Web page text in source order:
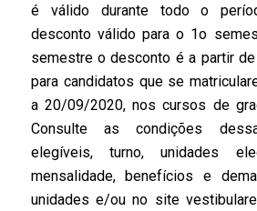
é válido durante todo o
desconto válido para o 1o
semestre o desconto é a partir
para candidatos que se
a 20/09/2020, nos cursos de
Consulte as condições
elegíveis, turno, unidades
mensalidade, benefícios e
unidades e/ou no site